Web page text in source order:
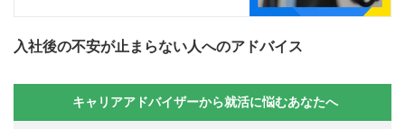
入社後の不安が止まらない人へのアドバイス
キャリアアドバイザーから就活に悩むあなたへ